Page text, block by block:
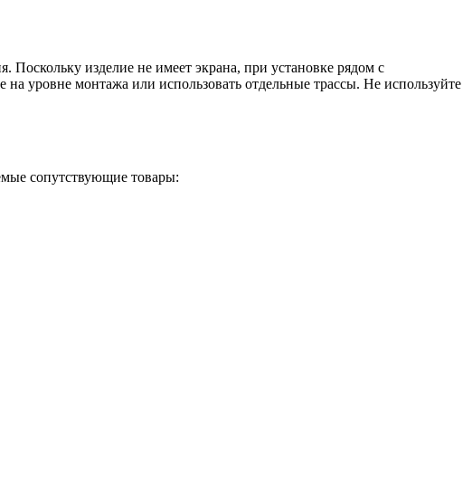
Поскольку изделие не имеет экрана, при установке рядом с
уровне монтажа или использовать отдельные трассы. Не используйте
сопутствующие товары: